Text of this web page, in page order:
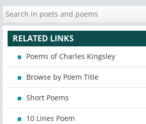
RELATED LINKS
Poems of Charles Kingsley
Browse by Poem Title
Short Poems
10 Lines Poem